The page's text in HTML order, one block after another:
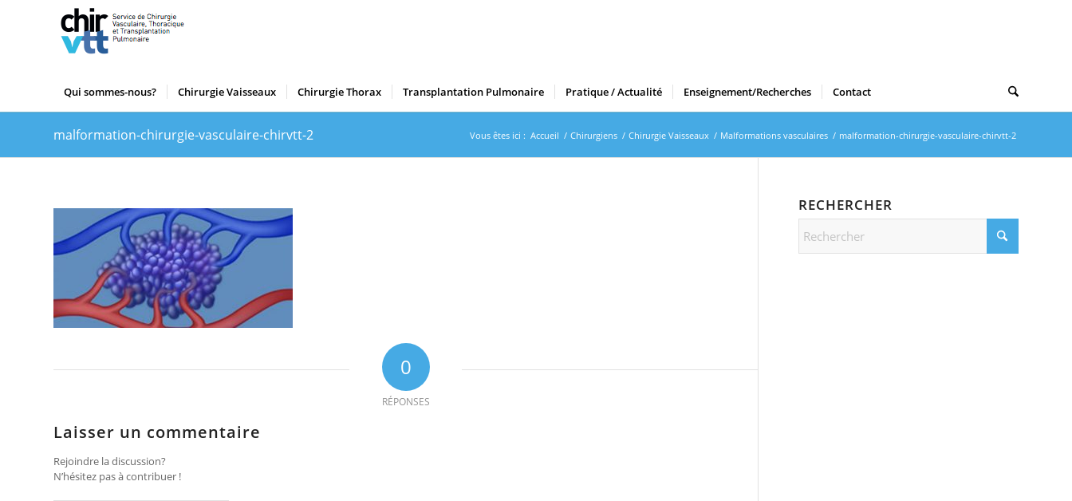
Qui sommes-nous? Chirurgie Vaisseaux Chirurgie Thorax Transplantation Pulmonaire Pratique / Actualité Enseignement/Recherches Contact
malformation-chirurgie-vasculaire-chirvtt-2 Vous êtes ici : Accueil / Chirurgiens / Chirurgie Vaisseaux / Malformations vasculaires / malformation-chirurgie-vasculaire-chirvtt-2
0
RÉPONSES
Laisser un commentaire
Rejoindre la discussion?
N’hésitez pas à contribuer !
RECHERCHER